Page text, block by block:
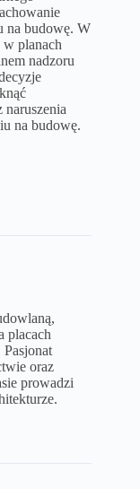
na budowę. W
planach
nadzoru
na budowę.
placach
oraz
prowadzi